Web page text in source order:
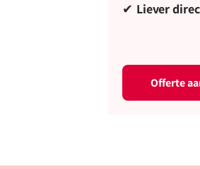
✔ Liever
Offerte